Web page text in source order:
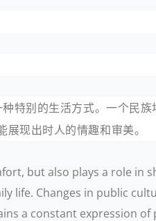
特别的生活方式。一个民族
现出时人的情趣和审美。
but also plays a role in
life. Changes in public
a constant expression of